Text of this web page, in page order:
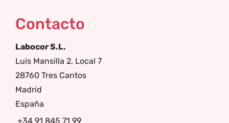
Contacto
Labocor S.L.
Luis Mansilla 2, Local 7
28760 Tres Cantos
Madrid
España
+34 91 845 71 99